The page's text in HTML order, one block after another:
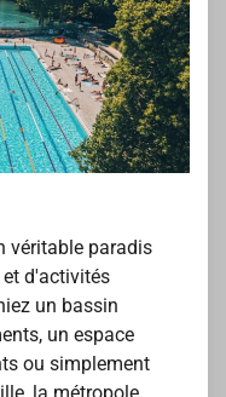
véritable paradis
d'activités
un bassin
un espace
ou simplement